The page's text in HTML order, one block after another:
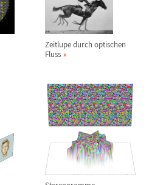
Zeitlupe durch optischen
Fluss